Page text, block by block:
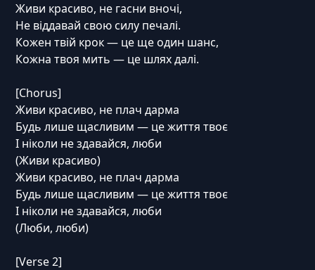
Живи красиво, не гасни вночі,
Не віддавай свою силу печалі.
Кожен твій крок — це ще один шанс,
Кожна твоя мить — це шлях далі.
[Chorus]
Живи красиво, не плач дарма
Будь лише щасливим — це життя твоє
І ніколи не здавайся, люби
(Живи красиво)
Живи красиво, не плач дарма
Будь лише щасливим — це життя твоє
І ніколи не здавайся, люби
(Люби, люби)
[Verse 2]